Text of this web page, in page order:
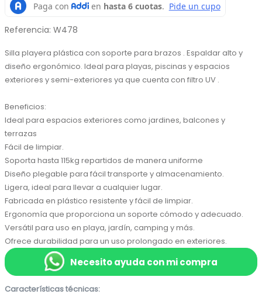
Referencia: W478
Silla playera plástica con soporte para brazos . Espaldar alto y
diseño ergonómico. Ideal para playas, piscinas y espacios
exteriores y semi-exteriores ya que cuenta con filtro UV .
Beneficios:
Ideal para espacios exteriores como jardines, balcones y
terrazas
Fácil de limpiar.
Soporta hasta 115kg repartidos de manera uniforme
Diseño plegable para fácil transporte y almacenamiento.
Ligera, ideal para llevar a cualquier lugar.
Fabricada en plástico resistente y fácil de limpiar.
Ergonomía que proporciona un soporte cómodo y adecuado.
Versátil para uso en playa, jardín, camping y más.
Ofrece durabilidad para un uso prolongado en exteriores.
Necesito ayuda con mi compra
Características técnicas: